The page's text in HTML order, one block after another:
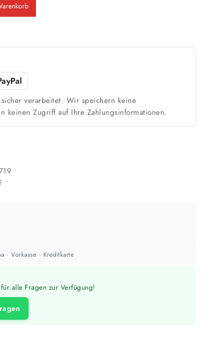
bis ca.
Weiß / hell
1 Anstrich reicht meist
verarbeitet. Wir speichern keine
keinen Zugriff auf Ihre Zahlungsinformationen.
· Vorkasse · Kreditkarte
alle Fragen zur Verfügung!